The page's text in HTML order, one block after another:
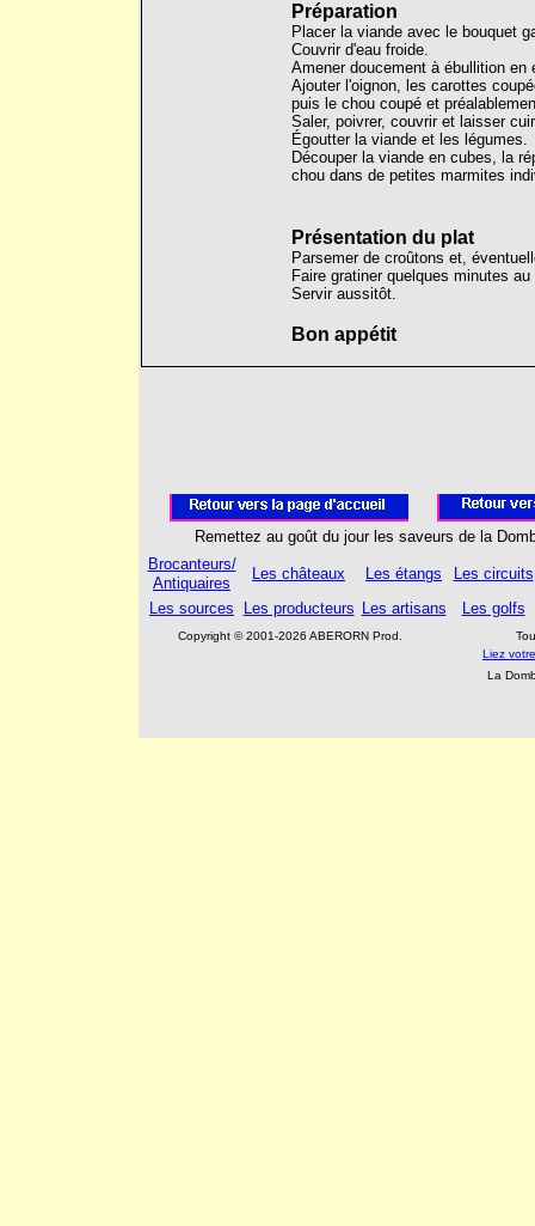
Préparation
Placer la viande avec le bouquet
Couvrir d'eau froide.
Amener doucement à ébullition en
Ajouter l'oignon, les carottes
puis le chou coupé et
Saler, poivrer, couvrir et laisser
Égoutter la viande et les légumes.
Découper la viande en cubes, la
chou dans de petites marmites
Présentation du plat
Parsemer de croûtons et,
Faire gratiner quelques minutes au
Servir aussitôt.
Bon appétit
Remettez au goût du jour les saveurs de la
Brocanteurs/
Antiquaires
Les châteaux Les étangs
Les circuits
Les sources
Les producteurs Les artisans Les golfs
Copyright © 2001-2026 ABERORN Prod.
Liez
La